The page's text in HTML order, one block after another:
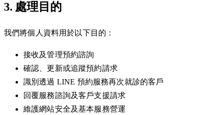
3. 處理目的
我們將個人資料用於以下目的：
接收及管理預約諮詢
確認、更新或追蹤預約請求
識別透過 LINE 預約服務再次就診的客戶
回覆服務諮詢及客戶支援請求
維護網站安全及基本服務營運